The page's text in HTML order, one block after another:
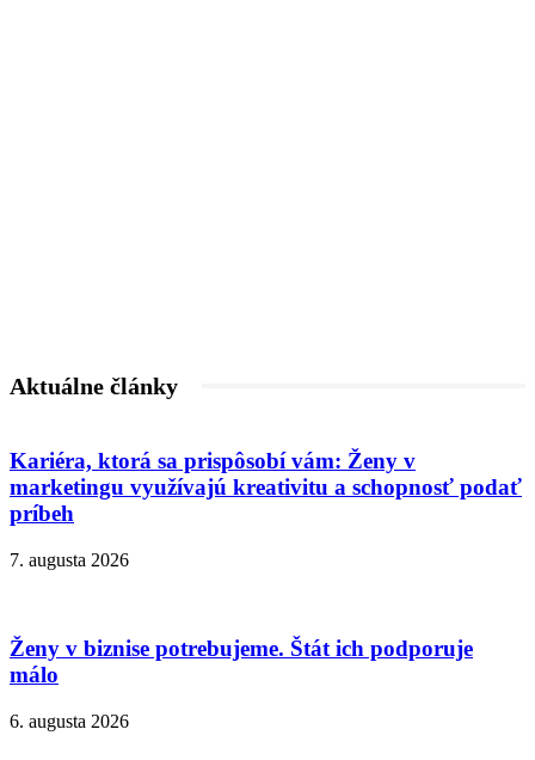
Aktuálne články
Kariéra, ktorá sa prispôsobí vám: Ženy v
marketingu využívajú kreativitu a schopnosť podať
príbeh
7. augusta 2026
Ženy v biznise potrebujeme. Štát ich podporuje
málo
6. augusta 2026